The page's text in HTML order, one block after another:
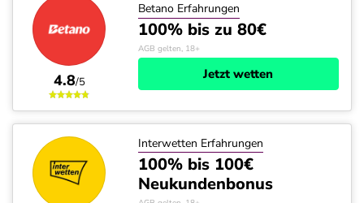
4.8/5
Betano Erfahrungen
100% bis zu 80€
AGB gelten, 18+
Jetzt wetten
Interwetten Erfahrungen
100% bis 100€
Neukundenbonus